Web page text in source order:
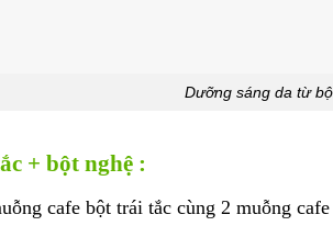
Dưỡng sáng da từ
+ bột nghệ :
cafe bột trái tắc cùng 2 muỗng